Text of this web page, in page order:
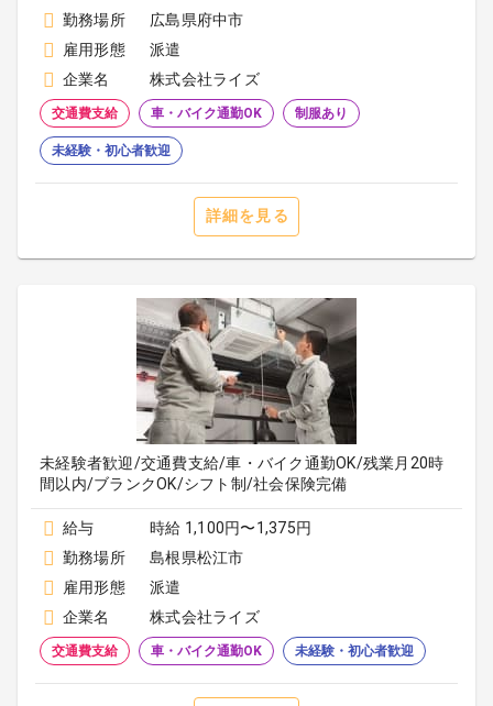
勤務場所
広島県府中市
雇用形態
派遣
企業名
株式会社ライズ
交通費支給 車・バイク通勤OK 制服あり
未経験・初心者歓迎
詳細を見る
未経験者歓迎/交通費支給/車・バイク通勤OK/残業月20時
間以内/ブランクOK/シフト制/社会保険完備
給与
時給 1,100円〜1,375円
勤務場所
島根県松江市
雇用形態
派遣
企業名
株式会社ライズ
交通費支給 車・バイク通勤OK 未経験・初心者歓迎